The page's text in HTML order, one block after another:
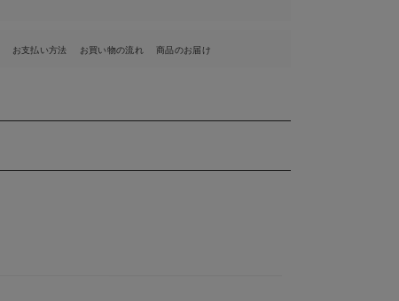
お支払い方法 お買い物の流れ 商品のお届け